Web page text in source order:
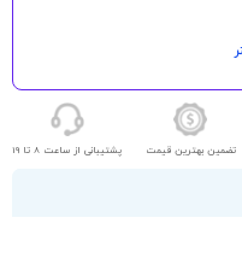
تضمین بهترین قیمت پشتیبانی از ساعت 8 تا 19